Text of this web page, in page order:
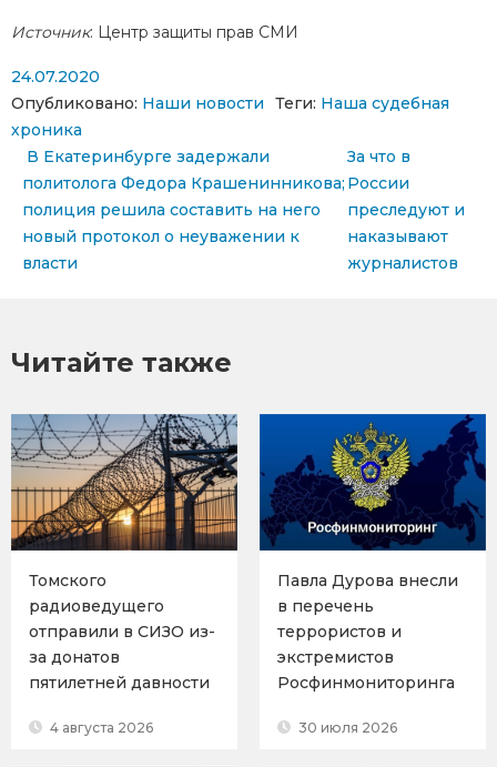
Источник: Центр защиты прав СМИ
24.07.2020
Опубликовано: Наши новости Теги: Наша судебная
хроника
Навигация по записям
В Екатеринбурге задержали
политолога Федора Крашенинникова;
полиция решила составить на него
новый протокол о неуважении к
власти
За что в
России
преследуют и
наказывают
журналистов
Читайте также
Томского
радиоведущего
отправили в СИЗО из-
за донатов
пятилетней давности
4 августа 2026
Павла Дурова внесли
в перечень
террористов и
экстремистов
Росфинмониторинга
30 июля 2026